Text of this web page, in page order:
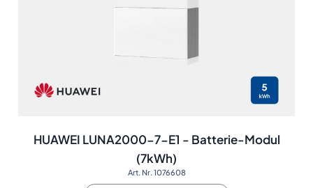
HUAWEI LUNA2000-7-E1 - Batterie-Modul
(7kWh)
Art. Nr. 1076608